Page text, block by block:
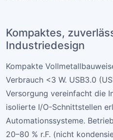
Kompaktes,
Industriedesign
Kompakte
Verbrauch <3 W. USB3.0
Versorgung vereinfacht die
isolierte I/O-Schnittstellen
Automationssysteme.
20–80 % r.F. (nicht